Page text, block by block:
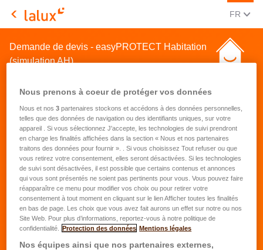
LALUX Assurances
FR
Demande de devis - easyPROTECT Habitation
(simulation AH)
Demande de devis pour une
assurance habitation
Prénom*
Nom*
Nous prenons à coeur de protéger vos données
Nous et nos3 partenaires stockons et accédons à des données personnelles,
telles que des données de navigation ou des identifiants uniques, sur votre
appareil . Si vous sélectionnez J'accepte, les technologies de suivi prendront
en charge les finalités affichées dans la section « Nous et nos partenaires
traitons des données pour fournir ». . Si vous choisissez Tout refuser ou que
vous retirez votre consentement, elles seront désactivées. Si les technologies
de suivi sont désactivées, il est possible que certains contenus et annonces
qui vous sont présentés ne soient pas pertinents pour vous. Vous pouvez faire
réapparaître ce menu pour modifier vos choix ou pour retirer votre
consentement à tout moment en cliquant sur le lien Afficher toutes les finalités
en bas de page. Les choix que vous avez fait aurons un effet sur notre ou nos
Site Web. Pour plus d’informations, reportez-vous à notre politique de
confidentialité.
Protection des données Mentions légales
Nos équipes ainsi que nos partenaires externes,